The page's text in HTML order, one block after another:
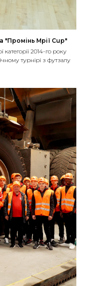
"Промінь Мрії Cup"
2014-го року
турнірі з футзалу